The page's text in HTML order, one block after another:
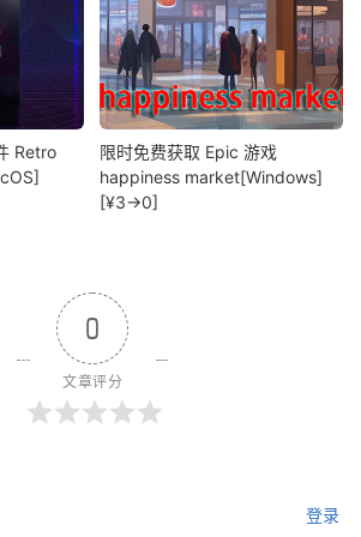
Retro
限时免费获取 Epic 游戏
happiness market[Windows]
[¥3→0]
0
文章评分
登录